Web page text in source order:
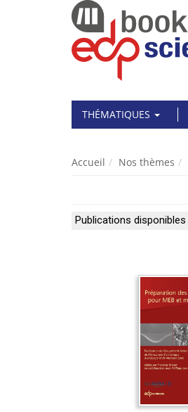
THÉMATIQUES
Accueil Nos thèmes
Publications disponibles